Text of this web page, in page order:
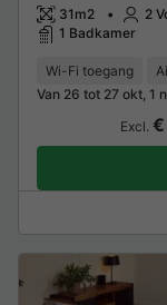
31m2 2
1 Badkamer
Wi-Fi toegang
Van 26 tot 27 okt, 1
Excl. €